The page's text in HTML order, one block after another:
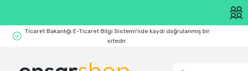
Ticaret Bakanlığı E-Ticaret Bilgi Sistemi'nde kaydı doğrulanmış bir
sitedir.